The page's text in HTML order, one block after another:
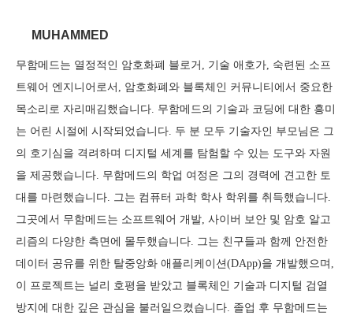
MUHAMMED
무함메드는 열정적인 암호화폐 블로거, 기술 애호가, 숙련된 소프
트웨어 엔지니어로서, 암호화폐와 블록체인 커뮤니티에서 중요한
목소리로 자리매김했습니다. 무함메드의 기술과 코딩에 대한 흥미
는 어린 시절에 시작되었습니다. 두 분 모두 기술자인 부모님은 그
의 호기심을 격려하며 디지털 세계를 탐험할 수 있는 도구와 자원
을 제공했습니다. 무함메드의 학업 여정은 그의 경력에 견고한 토
대를 마련했습니다. 그는 컴퓨터 과학 학사 학위를 취득했습니다.
그곳에서 무함메드는 소프트웨어 개발, 사이버 보안 및 암호 알고
리즘의 다양한 측면에 몰두했습니다. 그는 친구들과 함께 안전한
데이터 공유를 위한 탈중앙화 애플리케이션(DApp)을 개발했으며,
이 프로젝트는 널리 호평을 받았고 블록체인 기술과 디지털 검열
방지에 대한 깊은 관심을 불러일으켰습니다. 졸업 후 무함메드는